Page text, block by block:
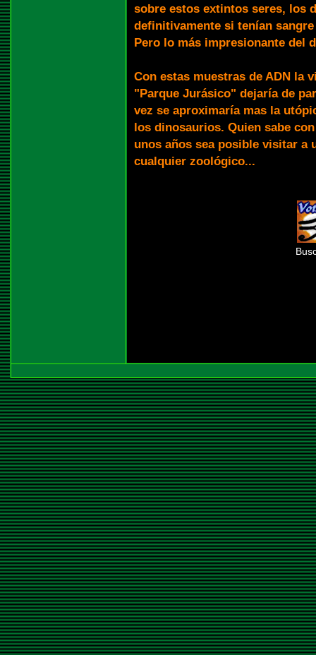
sobre estos extintos seres, los
definitivamente si tenían
Pero lo más impresionante del
Con estas muestras de ADN la
"Parque Jurásico" dejaría de
vez se aproximaría mas la
los dinosaurios. Quien sabe
unos años sea posible visitar
cualquier zoológico...